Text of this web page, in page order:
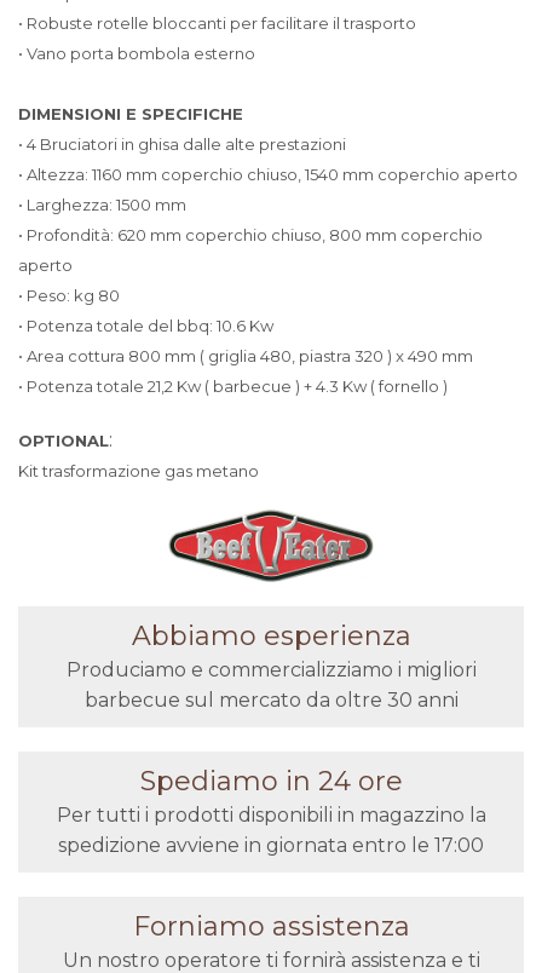
• Robuste rotelle bloccanti per facilitare il trasporto
• Vano porta bombola esterno
DIMENSIONI E SPECIFICHE
• 4 Bruciatori in ghisa dalle alte prestazioni
• Altezza: 1160 mm coperchio chiuso, 1540 mm coperchio aperto
• Larghezza: 1500 mm
• Profondità: 620 mm coperchio chiuso, 800 mm coperchio
aperto
• Peso: kg 80
• Potenza totale del bbq: 10.6 Kw
• Area cottura 800 mm ( griglia 480, piastra 320 ) x 490 mm
• Potenza totale 21,2 Kw ( barbecue ) + 4.3 Kw ( fornello )
OPTIONAL:
Kit trasformazione gas metano
Abbiamo esperienza
Produciamo e commercializziamo i migliori
barbecue sul mercato da oltre 30 anni
Spediamo in 24 ore
Per tutti i prodotti disponibili in magazzino la
spedizione avviene in giornata entro le 17:00
Forniamo assistenza
Un nostro operatore ti fornirà assistenza e ti